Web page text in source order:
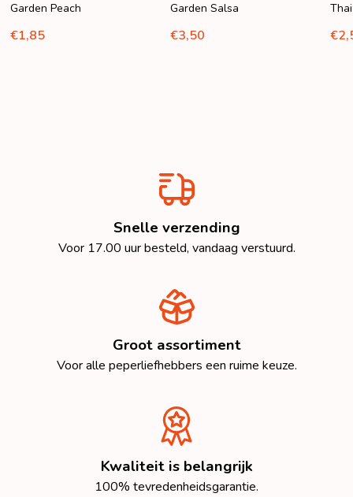
Garden Peach
€1,85
Garden Salsa
€3,50
Snelle verzending
Voor 17.00 uur besteld, vandaag verstuurd.
Groot assortiment
Voor alle peperliefhebbers een ruime keuze.
Kwaliteit is belangrijk
100% tevredenheidsgarantie.